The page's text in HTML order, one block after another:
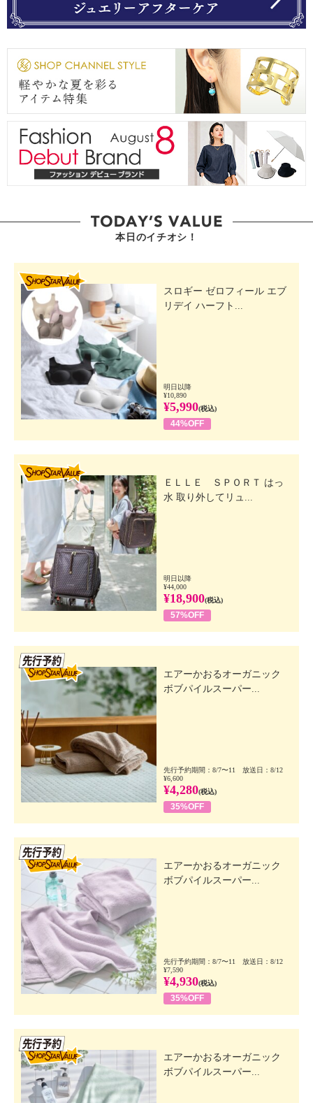
本日のイチオシ！
スロギー ゼロフィール エブ
リデイ ハーフト...
明日以降
¥10,890
¥5,990(税込)
44%OFF
ＥＬＬＥ ＳＰＯＲＴ はっ
水 取り外してリュ...
明日以降
¥44,000
¥18,900(税込)
57%OFF
エアーかおるオーガニック
ボブパイルスーパー...
先行予約期間：8/7〜11 放送日：8/12
¥6,600
¥4,280(税込)
35%OFF
エアーかおるオーガニック
ボブパイルスーパー...
先行予約期間：8/7〜11 放送日：8/12
¥7,590
¥4,930(税込)
35%OFF
エアーかおるオーガニック
ボブパイルスーパー...